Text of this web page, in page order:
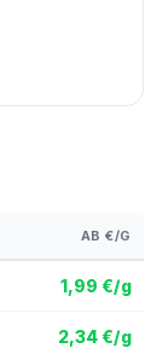
AB €/G
1,99 €/g
2,34 €/g